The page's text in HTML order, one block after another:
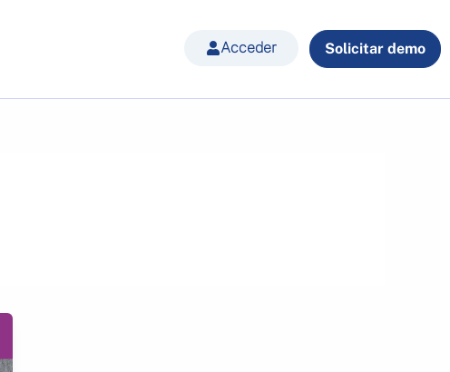
Acceder Solicitar demo